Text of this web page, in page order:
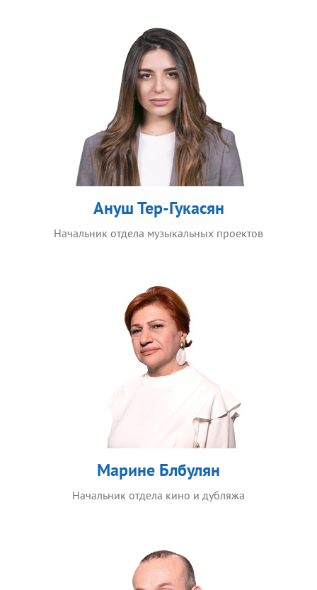
Ануш Тер-Гукасян
Начальник отдела музыкальных проектов
Марине Блбулян
Начальник отдела кино и дубляжа